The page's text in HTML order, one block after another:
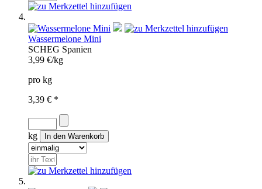
Wassermelone Mini
SCHEG Spanien
3,99 €/kg
pro kg
3,39 € *
kg